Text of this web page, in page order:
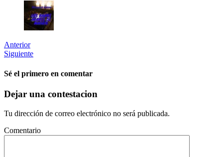
Anterior
Siguiente
Sé el primero en comentar
Dejar una contestacion
Tu dirección de correo electrónico no será publicada.
Comentario